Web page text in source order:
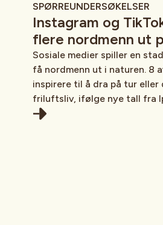
SPØRREUNDERSØKELSER
Instagram og
flere nordmenn ut
Sosiale medier spiller en
få nordmenn ut i naturen. 8
inspirere til å dra på tur eller
friluftsliv, ifølge nye tall fra